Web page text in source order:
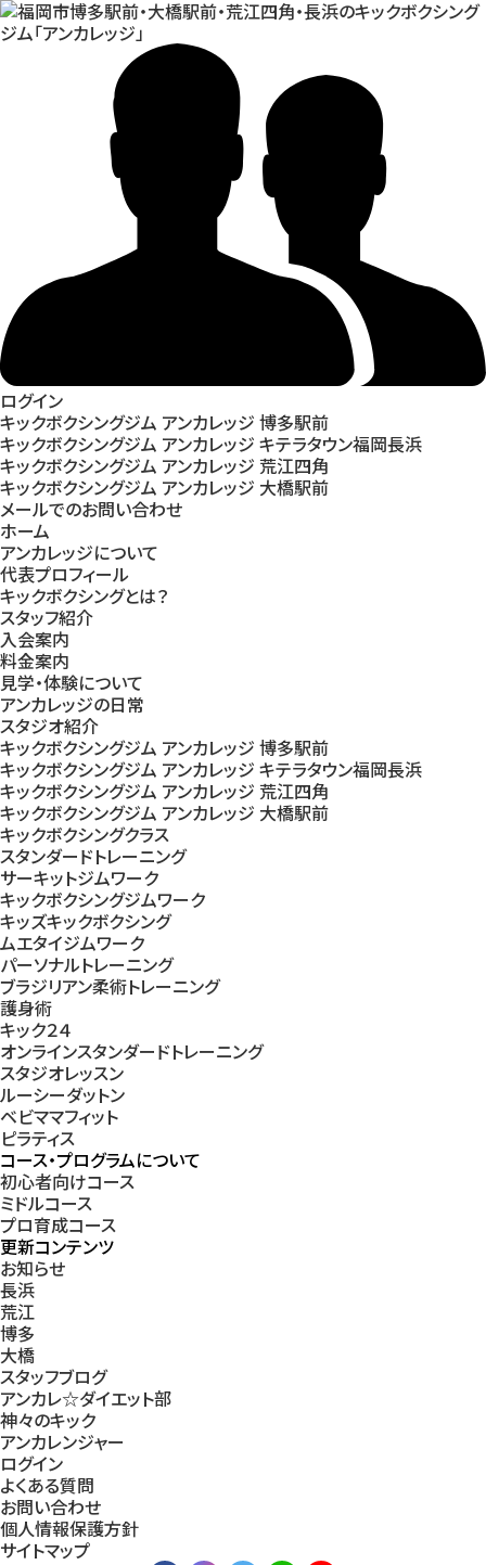
ログイン
キックボクシングジム アンカレッジ 博多駅前
キックボクシングジム アンカレッジ キテラタウン福岡長浜
キックボクシングジム アンカレッジ 荒江四角
キックボクシングジム アンカレッジ 大橋駅前
メールでのお問い合わせ
ホーム
アンカレッジについて
代表プロフィール
キックボクシングとは？
スタッフ紹介
入会案内
料金案内
見学・体験について
アンカレッジの日常
スタジオ紹介
キックボクシングジム アンカレッジ 博多駅前
キックボクシングジム アンカレッジ キテラタウン福岡長浜
キックボクシングジム アンカレッジ 荒江四角
キックボクシングジム アンカレッジ 大橋駅前
キックボクシングクラス
スタンダードトレーニング
サーキットジムワーク
キックボクシングジムワーク
キッズキックボクシング
ムエタイジムワーク
パーソナルトレーニング
ブラジリアン柔術トレーニング
護身術
キック２４
オンラインスタンダードトレーニング
スタジオレッスン
ルーシーダットン
ベビママフィット
ピラティス
コース・プログラムについて
初心者向けコース
ミドルコース
プロ育成コース
更新コンテンツ
お知らせ
長浜
荒江
博多
大橋
スタッフブログ
アンカレ☆ダイエット部
神々のキック
アンカレンジャー
ログイン
よくある質問
お問い合わせ
個人情報保護方針
サイトマップ